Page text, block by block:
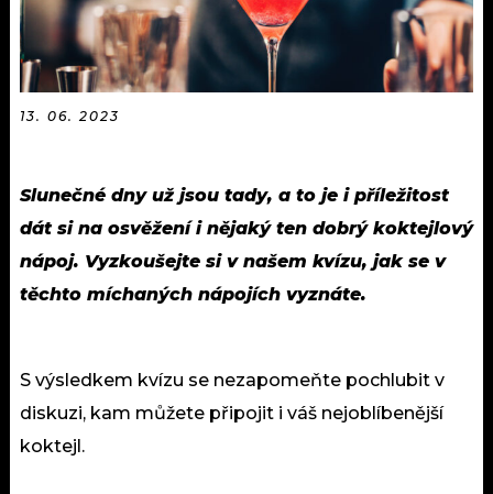
MIX
OSTATNÍ
13. 06. 2023
Slunečné dny už jsou tady, a to je i příležitost
dát si na osvěžení i nějaký ten dobrý koktejlový
nápoj. Vyzkoušejte si v našem kvízu, jak se v
těchto míchaných nápojích vyznáte.
S výsledkem kvízu se nezapomeňte pochlubit v
diskuzi, kam můžete připojit i váš nejoblíbenější
koktejl.